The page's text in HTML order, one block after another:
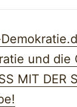
und die
MIT DER